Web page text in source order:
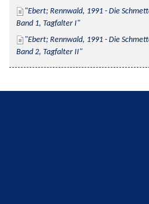
Ebert; Rennwald, 1991 - Die
Band 1, Tagfalter I
Ebert; Rennwald, 1991 - Die
Band 2, Tagfalter II